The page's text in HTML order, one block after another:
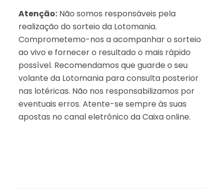
Atenção:Não somos responsáveis pela
realização do sorteio da Lotomania.
Comprometemo-nos a acompanhar o sorteio
ao vivo e fornecer o resultado o mais rápido
possível. Recomendamos que guarde o seu
volante da Lotomania para consulta posterior
nas lotéricas. Não nos responsabilizamos por
eventuais erros. Atente-se sempre às suas
apostas no canal eletrônico da Caixa online.